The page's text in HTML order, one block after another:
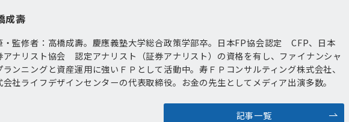
成壽
・監修者：高橋成壽。慶應義塾大学総合政策学部卒。日本FP協会認定 CFP、日本
アナリスト協会 認定アナリスト（証券アナリスト）の資格を有し、ファイナンシャ
ランニングと資産運用に強いＦＰとして活動中。寿ＦＰコンサルティング株式会社、
会社ライフデザインセンターの代表取締役。お金の先生としてメディア出演多数。
記事一覧